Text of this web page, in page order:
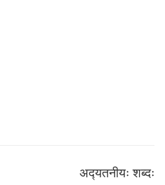
अद्‍यतनीयः शब्‍दः